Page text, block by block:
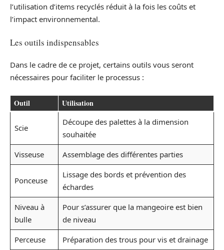
l’utilisation d’items recyclés réduit à la fois les coûts et
l’impact environnemental.
Les outils indispensables
Dans le cadre de ce projet, certains outils vous seront
nécessaires pour faciliter le processus :
Outil Utilisation
Scie
Découpe des palettes à la dimension
souhaitée
Visseuse
Assemblage des différentes parties
Ponceuse
Lissage des bords et prévention des
échardes
Niveau à
bulle
Pour s’assurer que la mangeoire est bien
de niveau
Perceuse
Préparation des trous pour vis et drainage